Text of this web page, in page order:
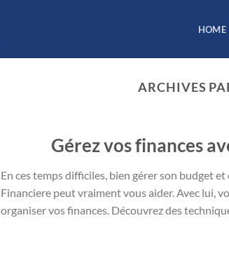
HOME
ARCHIVES
Gérez vos finances
En ces temps difficiles, bien gérer son budget
Financiere peut vraiment vous aider. Avec lui,
organiser vos finances. Découvrez des